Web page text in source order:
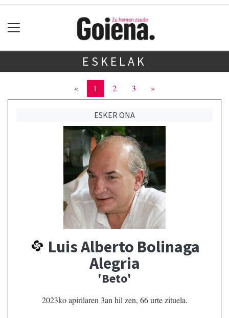
ESKELAK
« 1 2 3 »
ESKER ONA
Luis Alberto Bolinaga
Alegria
'Beto'
2023ko apirilaren 3an hil zen, 66 urte zituela.